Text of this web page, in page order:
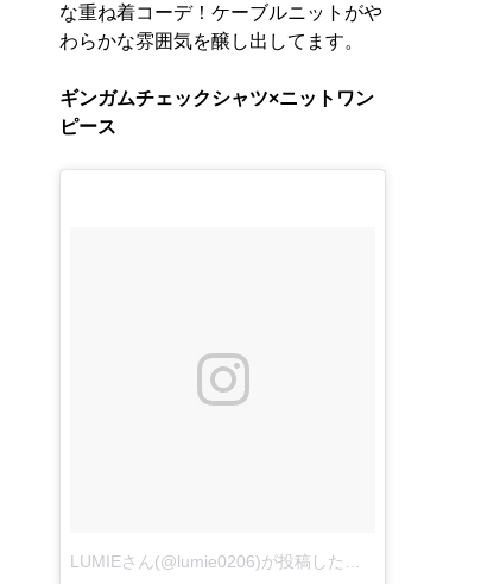
な重ね着コーデ！ケーブルニットがや
わらかな雰囲気を醸し出してます。
ギンガムチェックシャツ×ニットワン
ピース